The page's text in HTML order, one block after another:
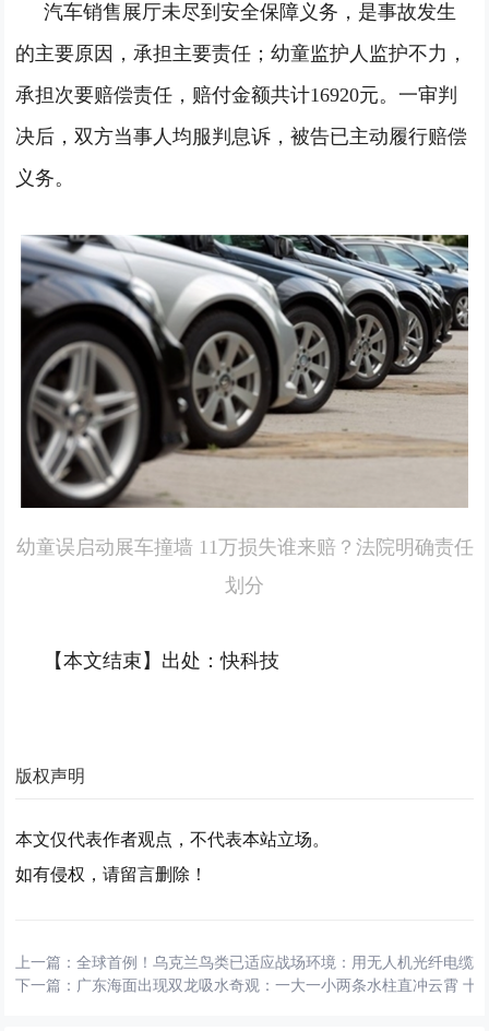
汽车销售展厅未尽到安全保障义务，是事故发生
的主要原因，承担主要责任；幼童监护人监护不力，
承担次要赔偿责任，赔付金额共计16920元。一审判
决后，双方当事人均服判息诉，被告已主动履行赔偿
义务。
幼童误启动展车撞墙 11万损失谁来赔？法院明确责任
划分
【本文结束】出处：快科技
版权声明
本文仅代表作者观点，不代表本站立场。
如有侵权，请留言删除！
上一篇：全球首例！乌克兰鸟类已适应战场环境：用无人机光纤电缆
下一篇： 广东海面出现双龙吸水奇观：一大一小两条水柱直冲云霄 十